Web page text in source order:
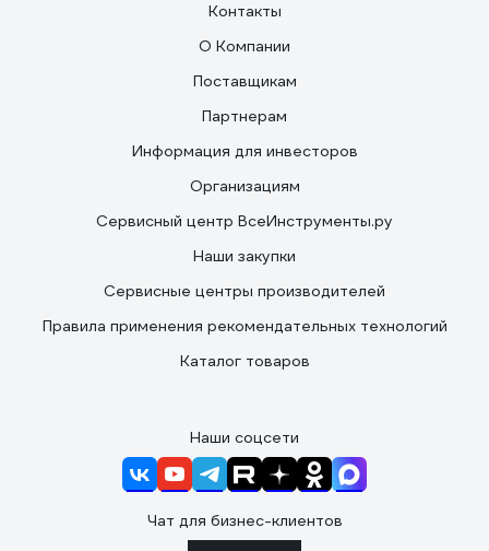
Контакты
О Компании
Поставщикам
Партнерам
Информация для инвесторов
Организациям
Сервисный центр ВсеИнструменты.ру
Наши закупки
Сервисные центры производителей
Правила применения рекомендательных технологий
Каталог товаров
Наши соцсети
Чат для бизнес-клиентов